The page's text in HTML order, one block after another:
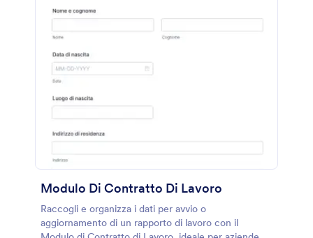
Modulo Di Contratto Di Lavoro
Raccogli e organizza i dati per avvio o
aggiornamento di un rapporto di lavoro con il